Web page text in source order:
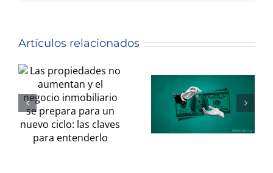
Artículos relacionados
aumentan
y el
negocio
inmobiliario
se prepara
para un
disparó la
oferta, los
precios se
mantienen